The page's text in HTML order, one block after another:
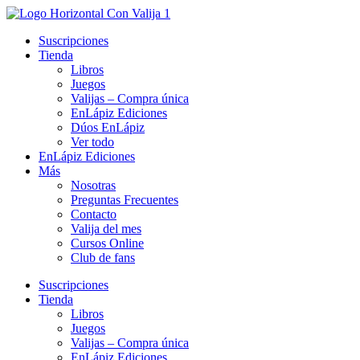
Ir
contenidoSuscripciones
Tienda
Libros
Juegos
Valijas – Compra única
EnLápiz Ediciones
Dúos EnLápiz
Ver todo
EnLápiz Ediciones
Más
Nosotras
Preguntas Frecuentes
Contacto
Valija del mes
Cursos Online
Club de fans
Suscripciones
Tienda
Libros
Juegos
Valijas – Compra única
EnLápiz Ediciones